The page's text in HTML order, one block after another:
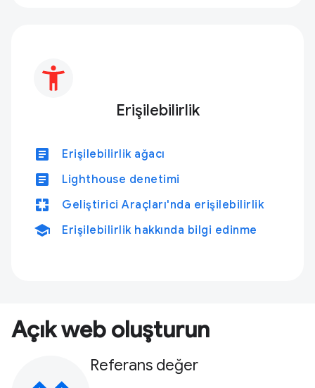
Erişilebilirlik
article Erişilebilirlik ağacı
article Lighthouse denetimi
pages Geliştirici Araçları'nda erişilebilirlik
school Erişilebilirlik hakkında bilgi edinme
Açık web oluşturun
Referans değer